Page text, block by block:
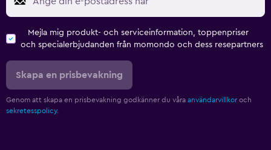
Mejla mig produkt- och serviceinformation, toppenpriser
och specialerbjudanden från momondo och dess resepartners
Skapa en prisbevakning
Genom att skapa en prisbevakning godkänner du våra användarvillkor och
sekretesspolicy.